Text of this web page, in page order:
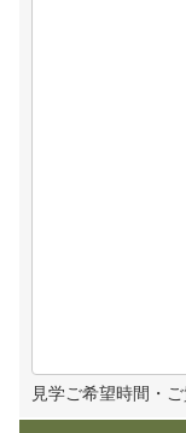
見学ご希望時間・